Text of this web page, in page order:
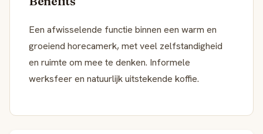
Een afwisselende functie binnen een warm en
groeiend horecamerk, met veel zelfstandigheid
en ruimte om mee te denken. Informele
werksfeer en natuurlijk uitstekende koffie.